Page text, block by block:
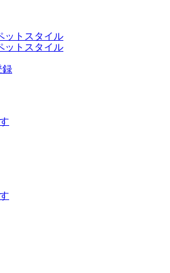
ットスタイル
ットスタイル
録